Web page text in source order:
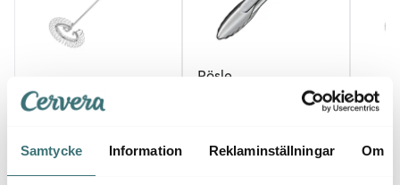
Samtycke Information Reklaminställningar Om
Rösle
Spiralvisp 27 cm stål
237 kr 339 kr
Rösle
Kökstång/Universaltång
370 kr 529 kr
Rösle
244